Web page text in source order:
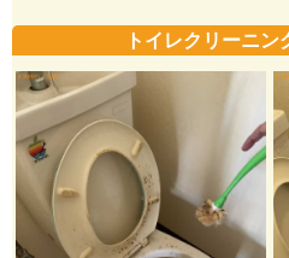
トイレクリーニ